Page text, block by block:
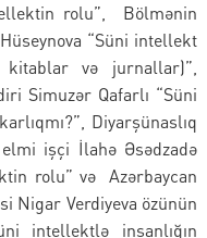
rolu”, Bölmənin
“Süni intellekt
və jurnallar)”,
Simuzər Qafarlı “Süni
Diyarşünaslıq
işçi İlahə Əsədzadə
rolu” və Azərbaycan
Nigar Verdiyeva özünün
intellektlə insanlığın